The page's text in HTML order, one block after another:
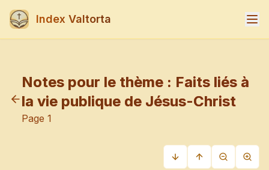
Index Valtorta
Notes pour le thème : Faits liés à
la vie publique de Jésus-Christ
Page 1